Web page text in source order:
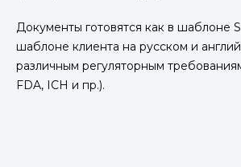
Документы готовятся как в шаблоне
шаблоне клиента на русском и
различным регуляторным
FDA, ICH и пр.).